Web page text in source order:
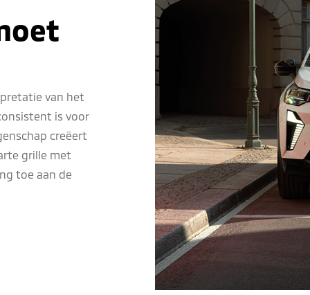
van het
is voor
creëert
grille met
toe aan de